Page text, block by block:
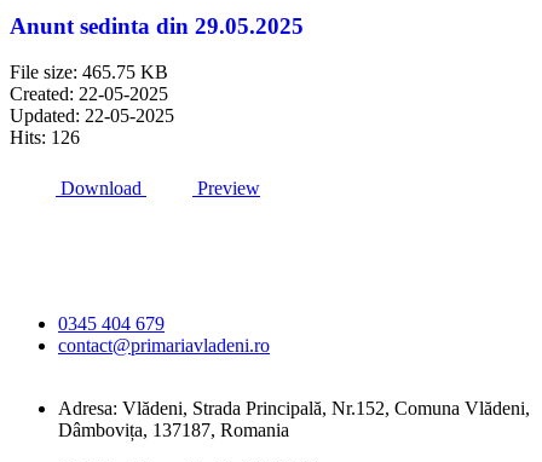
Anunt sedinta din 29.05.2025
File size: 465.75 KB
Created: 22-05-2025
Updated: 22-05-2025
Hits: 126
Download Preview
0345 404 679
contact@primariavladeni.ro
Adresa: Vlădeni, Strada Principală, Nr.152, Comuna Vlădeni,
Dâmbovița, 137187, Romania